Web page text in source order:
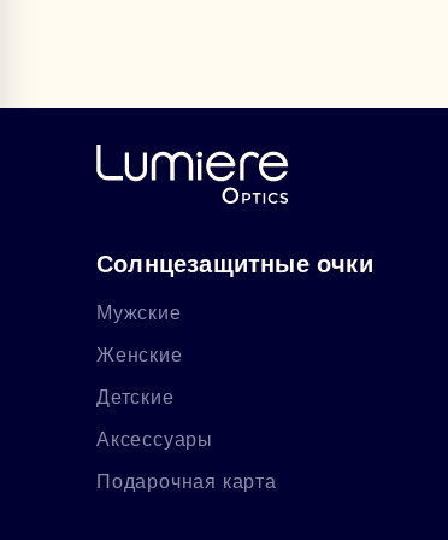
Солнцезащитные очки
Мужские
Женские
Детские
Аксессуары
Подарочная карта